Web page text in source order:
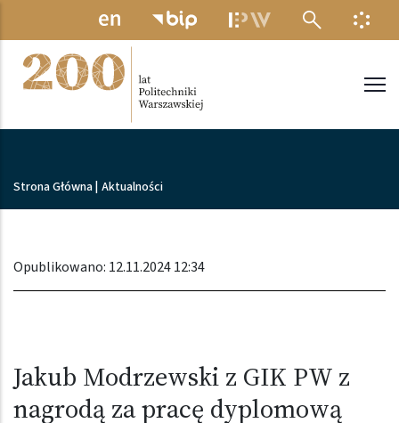
Przejdź do treści
MENU
Ścieżka nawigacyjna
Strona Główna Aktualności
Opublikowano: 12.11.2024 12:34
Jakub Modrzewski z GIK PW z
nagrodą za pracę dyplomową